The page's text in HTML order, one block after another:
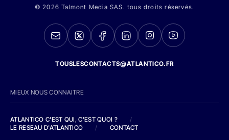
© 2026 Talmont Media SAS. tous droits réservés.
TOUSLESCONTACTS@ATLANTICO.FR
MIEUX NOUS CONNAITRE
ATLANTICO C'EST QUI, C'EST QUOI ?
/
LE RESEAU D'ATLANTICO
/ CONTACT